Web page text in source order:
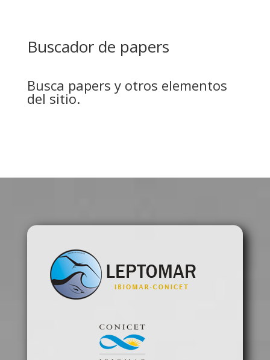
Buscador de papers
Busca papers y otros elementos
del sitio.